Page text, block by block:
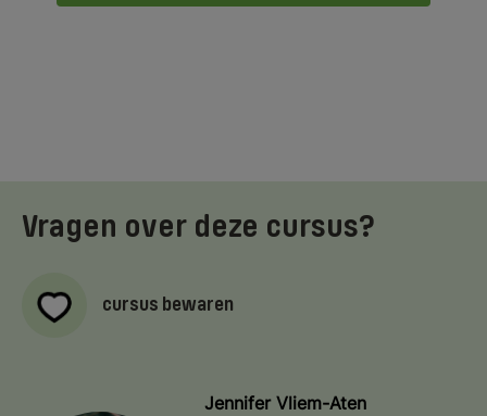
Vragen over deze cursus?
cursus bewaren
Jennifer Vliem-Aten